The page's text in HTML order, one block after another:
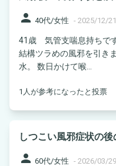
person 40代/女性 - 2025/12/21
41歳 気管支喘息持ちで
結構ツラめの風邪を引きました。 症状は最初は
水。 数日かけて喉...
1人が参考になったと投票
しつこい風邪症状の
person 60代/女性 - 2026/03/29